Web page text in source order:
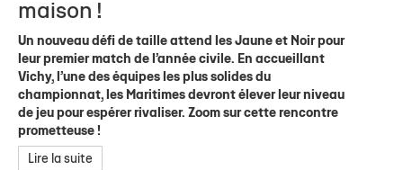
maison !
Un nouveau défi de taille attend les Jaune et Noir pour
leur premier match de l’année civile. En accueillant
Vichy, l’une des équipes les plus solides du
championnat, les Maritimes devront élever leur niveau
de jeu pour espérer rivaliser. Zoom sur cette rencontre
prometteuse !
Lire la suite